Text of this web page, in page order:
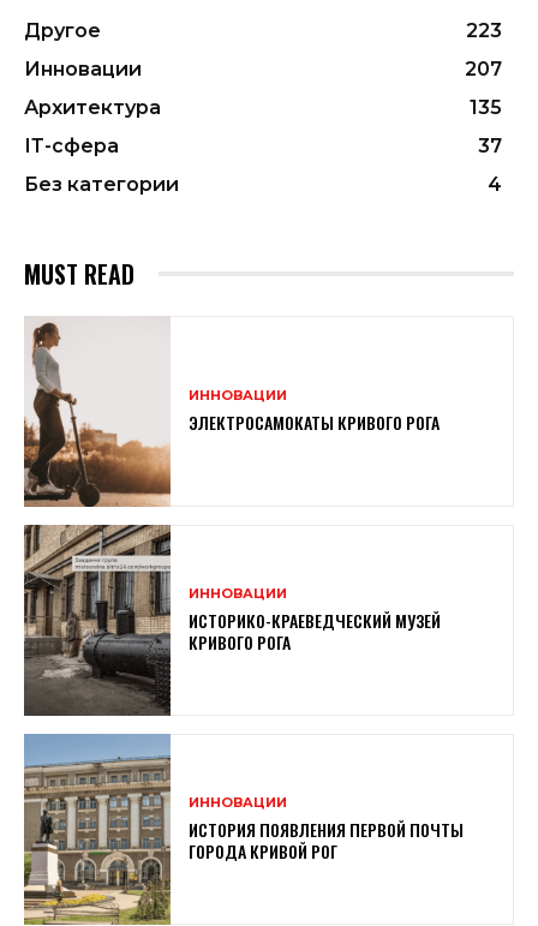
Другое
223
Инновации
207
Архитектура
135
ІТ-сфера
37
Без категории
4
MUST READ
ИННОВАЦИИ
ЭЛЕКТРОСАМОКАТЫ КРИВОГО РОГА
ИННОВАЦИИ
ИСТОРИКО-КРАЕВЕДЧЕСКИЙ МУЗЕЙ
КРИВОГО РОГА
ИННОВАЦИИ
ИСТОРИЯ ПОЯВЛЕНИЯ ПЕРВОЙ ПОЧТЫ
ГОРОДА КРИВОЙ РОГ